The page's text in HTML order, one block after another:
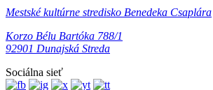
Mestské kultúrne stredisko Benedeka Csaplára
Korzo Bélu Bartóka 788/1
92901 Dunajská Streda
Sociálna sieť